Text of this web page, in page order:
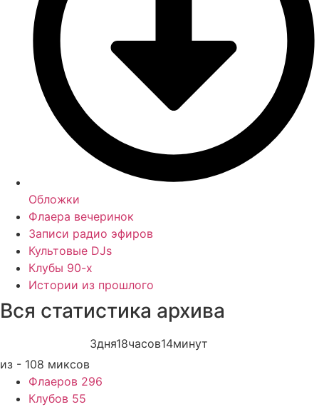
Обложки
Флаера вечеринок
Записи радио эфиров
Культовые DJs
Клубы 90-х
Истории из прошлого
Вся статистика архива
3дня18часов14минут
из - 108 миксов
Флаеров 296
Клубов 55